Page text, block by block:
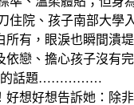
住院、孩子南部大
有，眼淚也瞬間潰堤
依戀、擔心孩子沒
異的話題……………
好想好想告訴她：除